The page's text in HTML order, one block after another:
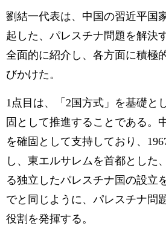
劉結一代表は、中国の習近平国
起した、パレスチナ問題を解決
全面的に紹介し、各方面に積極
びかけた。
1点目は、「2国方式」を基礎と
固として推進することである。
を確固として支持しており、
し、東エルサレムを首都とした
る独立したパレスチナ国の設立
でと同じように、パレスチナ問
役割を発揮する。